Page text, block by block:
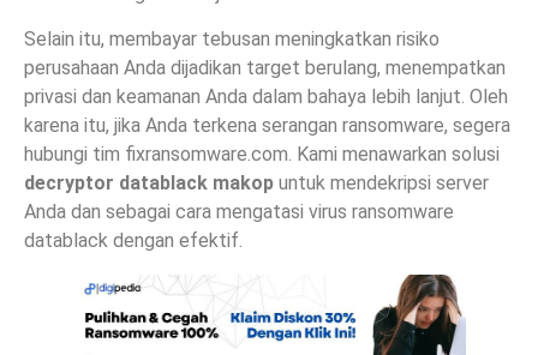
Selain itu, membayar tebusan meningkatkan risiko
perusahaan Anda dijadikan target berulang, menempatkan
privasi dan keamanan Anda dalam bahaya lebih lanjut. Oleh
karena itu, jika Anda terkena serangan ransomware, segera
hubungi tim fixransomware.com. Kami menawarkan solusi
decryptor datablack makop untuk mendekripsi server
Anda dan sebagai cara mengatasi virus ransomware
datablack dengan efektif.